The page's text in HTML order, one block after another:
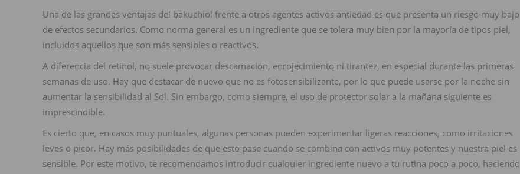
Una de las grandes ventajas del bakuchiol frente a otros agentes activos antiedad es que presenta un riesgo muy bajo
de efectos secundarios. Como norma general es un ingrediente que se tolera muy bien por la mayoría de tipos piel,
incluidos aquellos que son más sensibles o reactivos.
A diferencia del retinol, no suele provocar descamación, enrojecimiento ni tirantez, en especial durante las primeras
semanas de uso. Hay que destacar de nuevo que no es fotosensibilizante, por lo que puede usarse por la noche sin
aumentar la sensibilidad al Sol. Sin embargo, como siempre, el uso de protector solar a la mañana siguiente es
imprescindible.
Es cierto que, en casos muy puntuales, algunas personas pueden experimentar ligeras reacciones, como irritaciones
leves o picor. Hay más posibilidades de que esto pase cuando se combina con activos muy potentes y nuestra piel es
sensible. Por este motivo, te recomendamos introducir cualquier ingrediente nuevo a tu rutina poco a poco, haciendo